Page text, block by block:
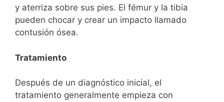
y aterriza sobre sus pies. El fémur y la tibia
pueden chocar y crear un impacto llamado
contusión ósea.
Tratamiento
Después de un diagnóstico inicial, el
tratamiento generalmente empieza con